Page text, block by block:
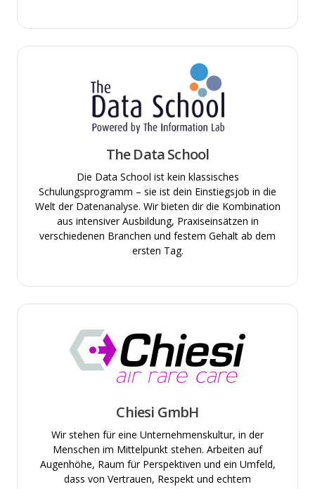
The Data School
Die Data School ist kein klassisches
Schulungsprogramm – sie ist dein Einstiegsjob in die
Welt der Datenanalyse. Wir bieten dir die Kombination
aus intensiver Ausbildung, Praxiseinsätzen in
verschiedenen Branchen und festem Gehalt ab dem
ersten Tag.
Chiesi GmbH
Wir stehen für eine Unternehmenskultur, in der
Menschen im Mittelpunkt stehen. Arbeiten auf
Augenhöhe, Raum für Perspektiven und ein Umfeld,
dass von Vertrauen, Respekt und echtem